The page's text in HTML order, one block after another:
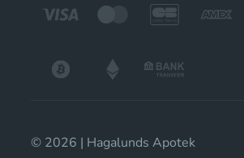
© 2026 | Hagalunds Apotek